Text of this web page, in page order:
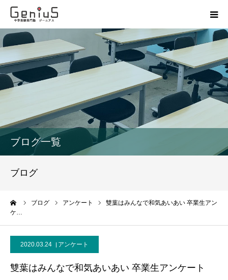
ブログ一覧
ブログ
ブログ アンケート
雙葉はみんなで和気あいあい 卒業生アン
ケ…
2020.03.24 アンケート
雙葉はみんなで和気あいあい 卒業生アンケート
授業
志望校別特訓
模試